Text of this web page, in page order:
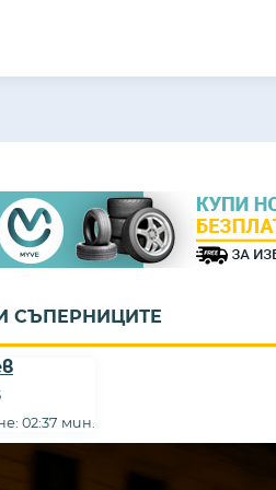
СЪПЕРНИЦИТЕ
02:37 мин.